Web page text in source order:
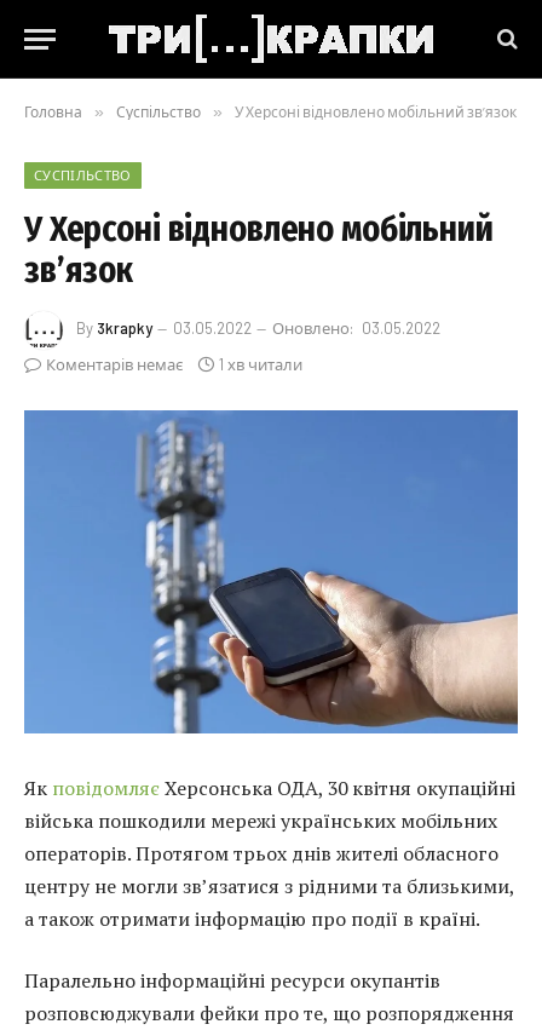
Головна » Суспільство » У Херсоні відновлено мобільний зв’язок
СУСПІЛЬСТВО
У Херсоні відновлено мобільний
зв’язок
By 3krapky 03.05.2022 Оновлено: 03.05.2022
Коментарів немає
1 хв читали
Як повідомляєХерсонська ОДА, 30 квітня окупаційні
війська пошкодили мережі українських мобільних
операторів. Протягом трьох днів жителі обласного
центру не могли зв’язатися з рідними та близькими,
а також отримати інформацію про події в країні.
Паралельно інформаційні ресурси окупантів
розповсюджували фейки про те, що розпорядження